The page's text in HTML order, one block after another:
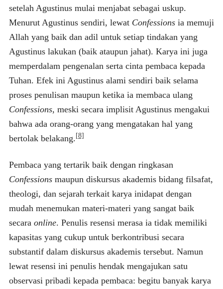
setelah Agustinus mulai menjabat sebagai uskup.
Menurut Agustinus sendiri, lewat Confessions ia memuji
Allah yang baik dan adil untuk setiap tindakan yang
Agustinus lakukan (baik ataupun jahat). Karya ini juga
memperdalam pengenalan serta cinta pembaca kepada
Tuhan. Efek ini Agustinus alami sendiri baik selama
proses penulisan maupun ketika ia membaca ulang
Confessions, meski secara implisit Agustinus mengakui
bahwa ada orang-orang yang mengatakan hal yang
bertolak belakang. [8]
Pembaca yang tertarik baik dengan ringkasan
Confessions maupun diskursus akademis bidang filsafat,
theologi, dan sejarah terkait karya inidapat dengan
mudah menemukan materi-materi yang sangat baik
secara online. Penulis resensi merasa ia tidak memiliki
kapasitas yang cukup untuk berkontribusi secara
substantif dalam diskursus akademis tersebut. Namun
lewat resensi ini penulis hendak mengajukan satu
observasi pribadi kepada pembaca: begitu banyak karya